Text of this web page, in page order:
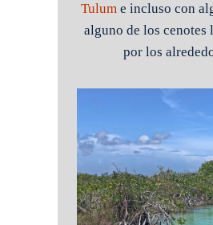
Tulume incluso con
alguno de los cenotes
por los